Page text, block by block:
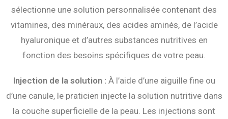
sélectionne une solution personnalisée contenant des
vitamines, des minéraux, des acides aminés, de l’acide
hyaluronique et d’autres substances nutritives en
fonction des besoins spécifiques de votre peau.
Injection de la solution : À l’aide d’une aiguille fine ou
d’une canule, le praticien injecte la solution nutritive dans
la couche superficielle de la peau. Les injections sont